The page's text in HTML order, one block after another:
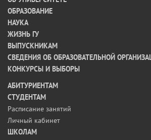
ОБРАЗОВАНИЕ
НАУКА
ЖИЗНЬ ГУ
ВЫПУСКНИКАМ
СВЕДЕНИЯ ОБ ОБРАЗОВАТЕЛЬНОЙ
КОНКУРСЫ И ВЫБОРЫ
АБИТУРИЕНТАМ
СТУДЕНТАМ
Расписание занятий
Личный кабинет
ШКОЛАМ